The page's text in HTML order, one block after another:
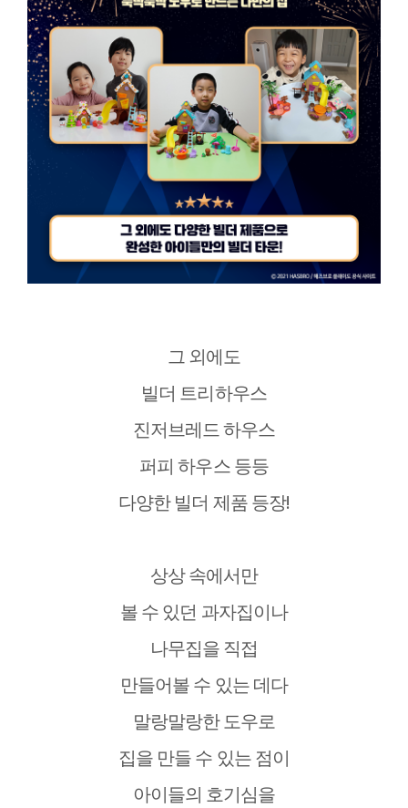
그 외에도
빌더 트리하우스
진저브레드 하우스
퍼피 하우스 등등
다양한 빌더 제품 등장!
상상 속에서만
볼 수 있던 과자집이나
나무집을 직접
만들어볼 수 있는 데다
말랑말랑한 도우로
집을 만들 수 있는 점이
아이들의 호기심을